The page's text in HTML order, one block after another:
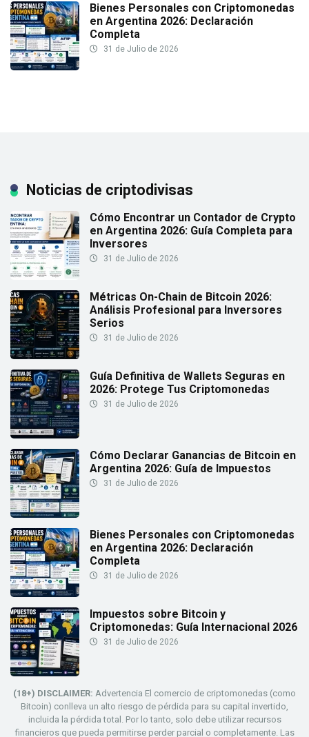
Bienes Personales con Criptomonedas
en Argentina 2026: Declaración
Completa
31 de Julio de 2026
Noticias de criptodivisas
Cómo Encontrar un Contador de Crypto
en Argentina 2026: Guía Completa para
Inversores
31 de Julio de 2026
Métricas On-Chain de Bitcoin 2026:
Análisis Profesional para Inversores
Serios
31 de Julio de 2026
Guía Definitiva de Wallets Seguras en
2026: Protege Tus Criptomonedas
31 de Julio de 2026
Cómo Declarar Ganancias de Bitcoin en
Argentina 2026: Guía de Impuestos
31 de Julio de 2026
Bienes Personales con Criptomonedas
en Argentina 2026: Declaración
Completa
31 de Julio de 2026
Impuestos sobre Bitcoin y
Criptomonedas: Guía Internacional 2026
31 de Julio de 2026
(18+) DISCLAIMER: Advertencia El comercio de criptomonedas (como
Bitcoin) conlleva un alto riesgo de pérdida para su capital invertido,
incluida la pérdida total. Por lo tanto, solo debe utilizar recursos
financieros que pueda permitirse perder parcial o completamente. Las